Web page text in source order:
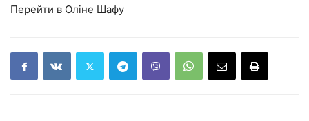
Перейти в Оліне Шафу